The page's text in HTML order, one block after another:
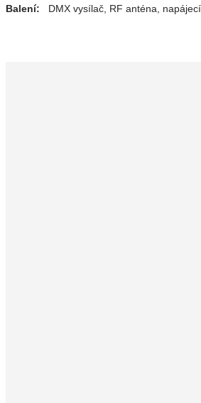
Balení: DMX vysílač, RF anténa,